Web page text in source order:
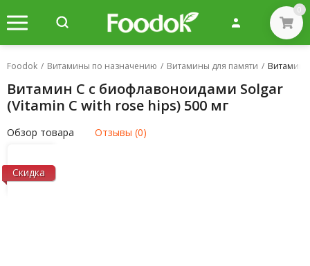
0
Foodok / Витамины по назначению / Витамины для памяти / Витамин
Витамин С с биофлавоноидами Solgar
(Vitamin C with rose hips) 500 мг
Обзор товара Отзывы (0)
Скидка